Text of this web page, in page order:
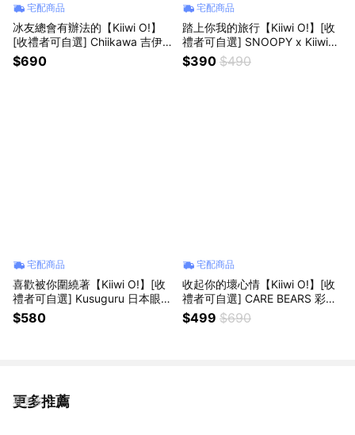
宅配商品
冰友總會有辦法的【Kiiwi O!】
[收禮者可自選] Chiikawa 吉伊
卡哇．不銹鋼曲線冰壩杯提袋組
(共2色可選) 手搖飲 冰壩杯 保冰
$690
宅配商品
踏上你我的旅行【Kiiwi O!】[收
禮者可自選] SNOOPY x Kiiwi
O! 聯名款．太空感澎澎可愛萬用
包 (共5色可選) 包包掛飾 小物
$390 $490
宅配商品
喜歡被你圍繞著【Kiiwi O!】[收
禮者可自選] Kusuguru 日本眼鏡
貓．刺繡貓咪斜背包 (共3色可
選) 斜背包 肩背包 手提包 出遊
$580
宅配商品
收起你的壞心情【Kiiwi O!】[收
禮者可自選] CARE BEARS 彩虹
熊療癒絨毛造型大容量多用途收
納包 (共4色可選) 正版授權 彩虹
$499 $690
更多推薦
看更多